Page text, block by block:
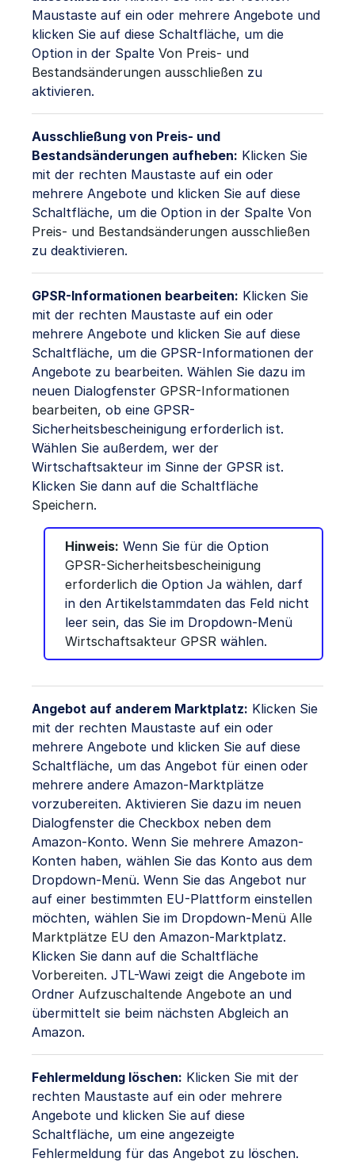
Maustaste auf ein oder mehrere Angebote und
klicken Sie auf diese Schaltfläche, um die
Option in der Spalte Von Preis- und
Bestandsänderungen ausschließen zu
aktivieren.
Ausschließung von Preis- und
Bestandsänderungen aufheben: Klicken Sie
mit der rechten Maustaste auf ein oder
mehrere Angebote und klicken Sie auf diese
Schaltfläche, um die Option in der Spalte Von
Preis- und Bestandsänderungen ausschließen
zu deaktivieren.
GPSR-Informationen bearbeiten: Klicken Sie
mit der rechten Maustaste auf ein oder
mehrere Angebote und klicken Sie auf diese
Schaltfläche, um die GPSR-Informationen der
Angebote zu bearbeiten. Wählen Sie dazu im
neuen Dialogfenster GPSR-Informationen
bearbeiten, ob eine GPSR-
Sicherheitsbescheinigung erforderlich ist.
Wählen Sie außerdem, wer der
Wirtschaftsakteur im Sinne der GPSR ist.
Klicken Sie dann auf die Schaltfläche
Speichern.
Hinweis: Wenn Sie für die Option
GPSR-Sicherheitsbescheinigung
erforderlich die Option Ja wählen, darf
in den Artikelstammdaten das Feld nicht
leer sein, das Sie im Dropdown-Menü
Wirtschaftsakteur GPSR wählen.
Angebot auf anderem Marktplatz: Klicken Sie
mit der rechten Maustaste auf ein oder
mehrere Angebote und klicken Sie auf diese
Schaltfläche, um das Angebot für einen oder
mehrere andere Amazon-Marktplätze
vorzubereiten. Aktivieren Sie dazu im neuen
Dialogfenster die Checkbox neben dem
Amazon-Konto. Wenn Sie mehrere Amazon-
Konten haben, wählen Sie das Konto aus dem
Dropdown-Menü. Wenn Sie das Angebot nur
auf einer bestimmten EU-Plattform einstellen
möchten, wählen Sie im Dropdown-Menü Alle
Marktplätze EU den Amazon-Marktplatz.
Klicken Sie dann auf die Schaltfläche
Vorbereiten. JTL-Wawi zeigt die Angebote im
Ordner Aufzuschaltende Angebote an und
übermittelt sie beim nächsten Abgleich an
Amazon.
Fehlermeldung löschen: Klicken Sie mit der
rechten Maustaste auf ein oder mehrere
Angebote und klicken Sie auf diese
Schaltfläche, um eine angezeigte
Fehlermeldung für das Angebot zu löschen.